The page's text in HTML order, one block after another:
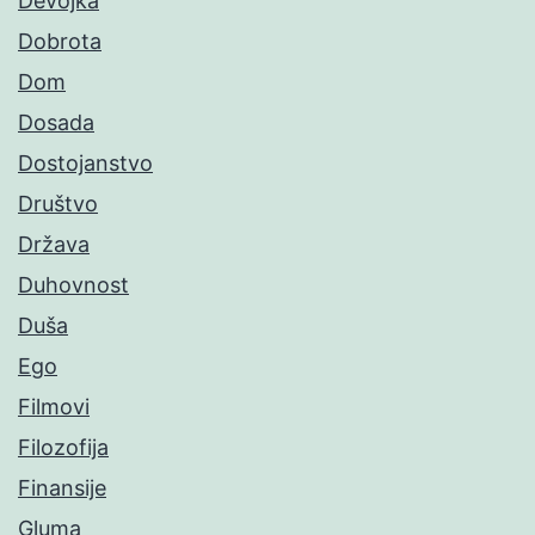
Dobrota
Dom
Dosada
Dostojanstvo
Društvo
Država
Duhovnost
Duša
Ego
Filmovi
Filozofija
Finansije
Gluma